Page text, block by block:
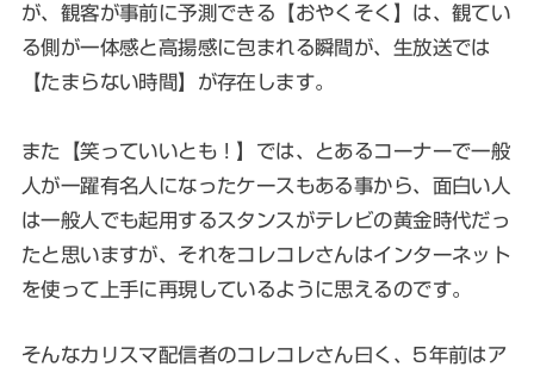
が、観客が事前に予測できる【おやくそく】は、観てい
る側が一体感と高揚感に包まれる瞬間が、生放送では
【たまらない時間】が存在します。
また【笑っていいとも！】では、とあるコーナーで一般
人が一躍有名人になったケースもある事から、面白い人
は一般人でも起用するスタンスがテレビの黄金時代だっ
たと思いますが、それをコレコレさんはインターネット
を使って上手に再現しているように思えるのです。
そんなカリスマ配信者のコレコレさん曰く、5年前はア